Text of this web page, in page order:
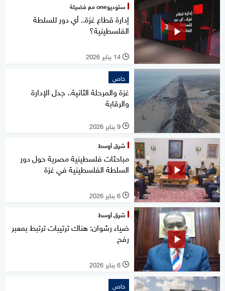
ستوديوone مع فضيلة
إدارة قطاع غزة.. أي دور للسلطة
الفلسطينية؟
l 14 يناير 2026
خاص
غزة والمرحلة الثانية.. جدل الإدارة
والرقابة
l 9 يناير 2026
شرق أوسط
مباحثات فلسطينية مصرية حول دور
السلطة الفلسطينية في غزة
l 6 يناير 2026
شرق أوسط
ضياء رشوان: هناك ترتيبات ترتبط بمعبر
رفح
l 6 يناير 2026
خاص